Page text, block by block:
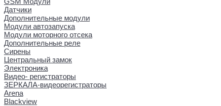
Датчики
Дополнительные модули
Модули автозапуска
Модули моторного отсека
Дополнительные реле
Сирены
Центральный замок
Электроника
Видео- регистраторы
ЗЕРКАЛА-видеорегистраторы
Arena
Blackview